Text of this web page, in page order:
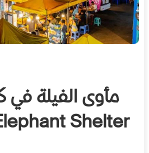
مأوى الفيلة في
Shelter